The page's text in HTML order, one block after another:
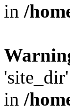
in /
in /